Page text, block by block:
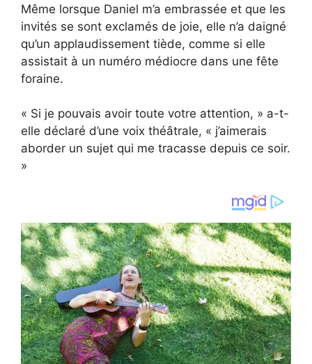
Même lorsque Daniel m’a embrassée et que les
invités se sont exclamés de joie, elle n’a daigné
qu’un applaudissement tiède, comme si elle
assistait à un numéro médiocre dans une fête
foraine.
« Si je pouvais avoir toute votre attention, » a-t-
elle déclaré d’une voix théâtrale, « j’aimerais
aborder un sujet qui me tracasse depuis ce soir.
»